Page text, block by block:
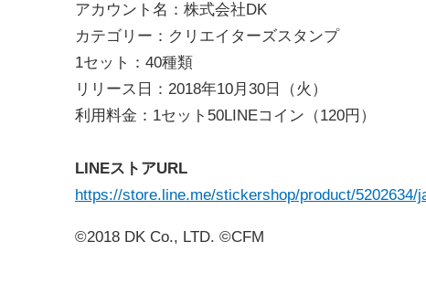
アカウント名：株式会社DK
カテゴリー：クリエイターズスタンプ
1セット：40種類
リリース日：2018年10月30日（火）
利用料金：1セット50LINEコイン（120円）
LINEストアURL
https://store.line.me/stickershop/product/5202634/
©2018 DK Co., LTD. ©CFM